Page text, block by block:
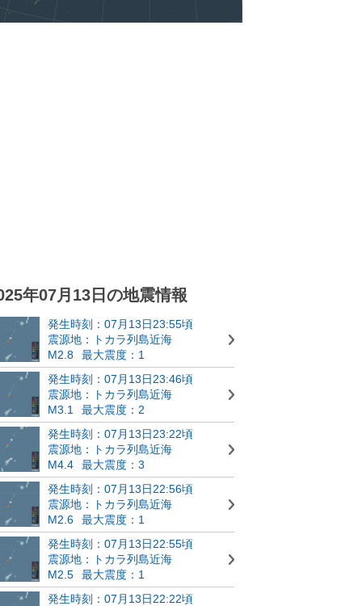
年07月13日の地震情報
発生時刻：07月13日23:55頃
震源地：トカラ列島近海
M2.8
最大震度：1
発生時刻：07月13日23:46頃
震源地：トカラ列島近海
M3.1
最大震度：2
発生時刻：07月13日23:22頃
震源地：トカラ列島近海
M4.4
最大震度：3
発生時刻：07月13日22:56頃
震源地：トカラ列島近海
M2.6
最大震度：1
発生時刻：07月13日22:55頃
震源地：トカラ列島近海
M2.5
最大震度：1
発生時刻：07月13日22:22頃